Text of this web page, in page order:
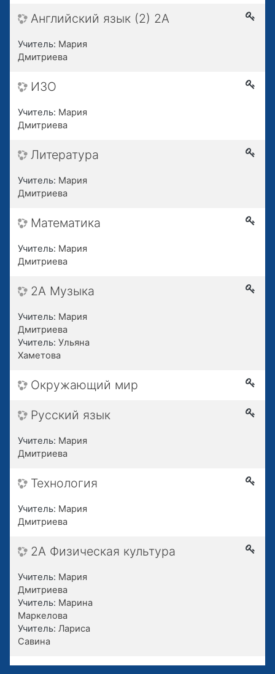
Английский язык (2) 2А
Учитель: Мария
Дмитриева
ИЗО
Учитель: Мария
Дмитриева
Литература
Учитель: Мария
Дмитриева
Математика
Учитель: Мария
Дмитриева
2А Музыка
Учитель: Мария
Дмитриева
Учитель: Ульяна
Хаметова
Окружающий мир
Русский язык
Учитель: Мария
Дмитриева
Технология
Учитель: Мария
Дмитриева
2А Физическая культура
Учитель: Мария
Дмитриева
Учитель: Марина
Маркелова
Учитель: Лариса
Савина